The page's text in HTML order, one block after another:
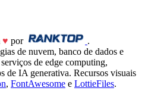
♥ por
.
de nuvem, banco de dados e
de edge computing,
de IA generativa. Recursos visuais
, FontAwesome e LottieFiles.